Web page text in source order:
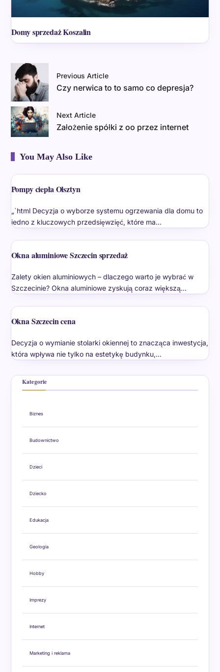
Domy sprzedaż Koszalin
Previous Article
Czy nerwica to to samo co depresja?
Next Article
Założenie spółki z oo przez internet
You May Also Like
Pompy ciepła Olsztyn
„`html Decyzja o wyborze systemu ogrzewania dla domu to
jedno z kluczowych przedsięwzięć, które ma…
Okna aluminiowe Szczecin sprzedaż
Zalety okien aluminiowych – dlaczego warto je wybrać w
Szczecinie? Okna aluminiowe zyskują coraz większą…
Okna Szczecin cena
Decyzja o wymianie stolarki okiennej to znacząca inwestycja,
która wpływa nie tylko na estetykę budynku,…
Kategorie
Biznes
Budownictwo
Dzieci
Dziecko
Edukacja
Geologia
Hobby
Imprezy
Internet
Marketing i reklama